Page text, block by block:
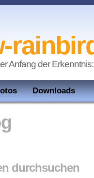
Anfang der
Downloads
durchsuchen